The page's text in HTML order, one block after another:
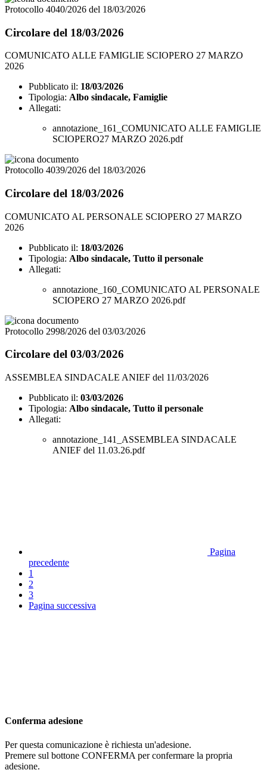
Protocollo 4040/2026 del 18/03/2026
Circolare del 18/03/2026
COMUNICATO ALLE FAMIGLIE SCIOPERO 27 MARZO
2026
Pubblicato il: 18/03/2026
Tipologia: Albo sindacale, Famiglie
Allegati:
annotazione_161_COMUNICATO ALLE FAMIGLIE
SCIOPERO27 MARZO 2026.pdf
Protocollo 4039/2026 del 18/03/2026
Circolare del 18/03/2026
COMUNICATO AL PERSONALE SCIOPERO 27 MARZO
2026
Pubblicato il: 18/03/2026
Tipologia: Albo sindacale, Tutto il personale
Allegati:
annotazione_160_COMUNICATO AL PERSONALE
SCIOPERO 27 MARZO 2026.pdf
Protocollo 2998/2026 del 03/03/2026
Circolare del 03/03/2026
ASSEMBLEA SINDACALE ANIEF del 11/03/2026
Pubblicato il: 03/03/2026
Tipologia: Albo sindacale, Tutto il personale
Allegati:
annotazione_141_ASSEMBLEA SINDACALE
ANIEF del 11.03.26.pdf
Pagina
precedente
1
2
3
Pagina successiva
Conferma adesione
Per questa comunicazione è richiesta un'adesione.
Premere sul bottone CONFERMA per confermare la propria
adesione.